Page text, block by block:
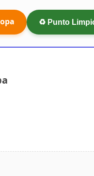
♻️ Punto